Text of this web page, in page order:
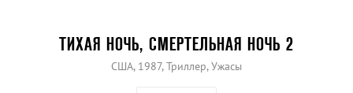
ТИХАЯ НОЧЬ, СМЕРТЕЛЬНАЯ НОЧЬ 2
США, 1987, Триллер, Ужасы